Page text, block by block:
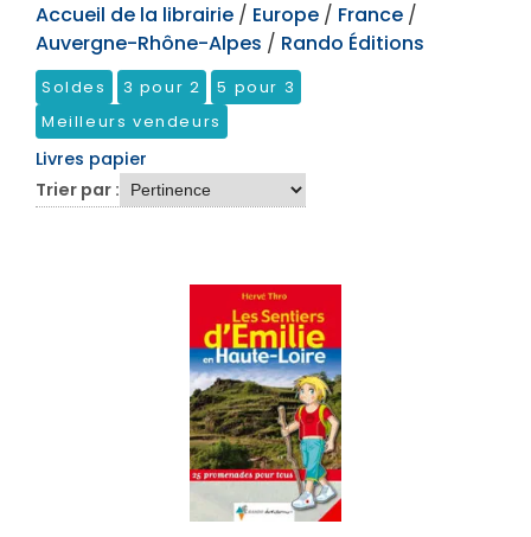
Accueil de la librairie / Europe / France /
Auvergne-Rhône-Alpes / Rando Éditions
Soldes 3 pour 2
5 pour 3
Meilleurs vendeurs
Livres papier
Trier par :